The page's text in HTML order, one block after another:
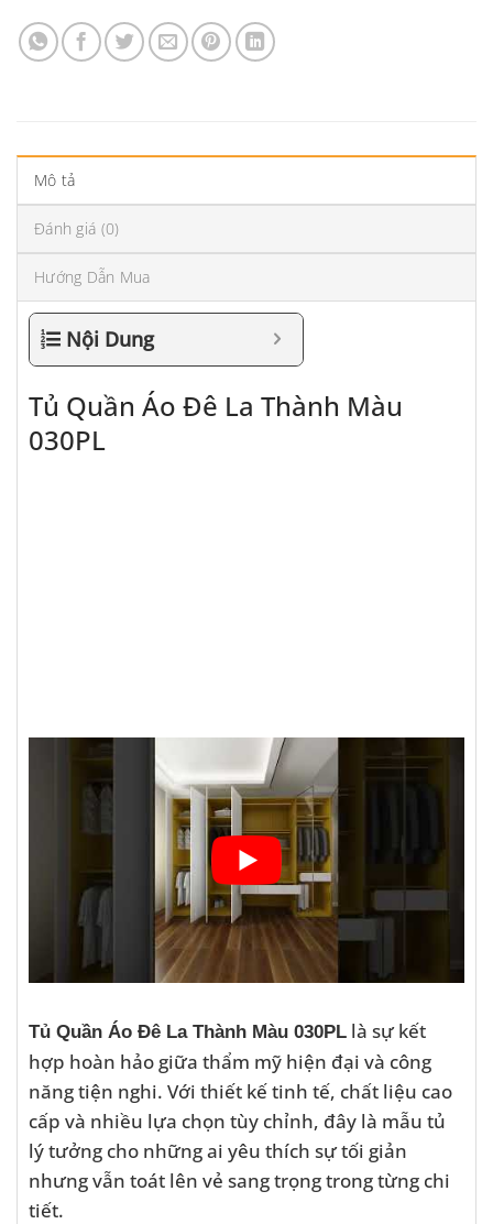
Mô tả
Đánh giá (0)
Hướng Dẫn Mua
Nội Dung
Tủ Quần Áo Đê La Thành Màu
030PL
Tủ Quần Áo Đê La Thành Màu 030PL là sự kết
hợp hoàn hảo giữa thẩm mỹ hiện đại và công
năng tiện nghi. Với thiết kế tinh tế, chất liệu cao
cấp và nhiều lựa chọn tùy chỉnh, đây là mẫu tủ
lý tưởng cho những ai yêu thích sự tối giản
nhưng vẫn toát lên vẻ sang trọng trong từng chi
tiết.